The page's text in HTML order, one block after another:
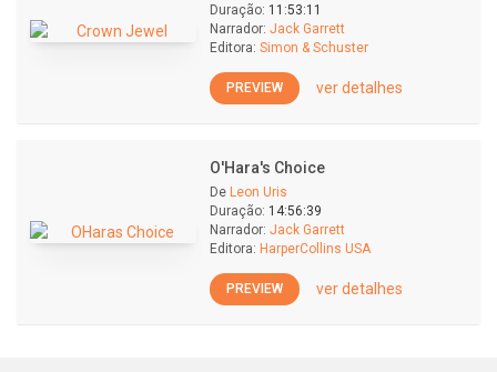
Duração: 11:53:11
Narrador: Jack Garrett
Editora: Simon & Schuster
PREVIEW ver detalhes
O'Hara's Choice
De Leon Uris
Duração: 14:56:39
Narrador: Jack Garrett
Editora: HarperCollins USA
PREVIEW ver detalhes